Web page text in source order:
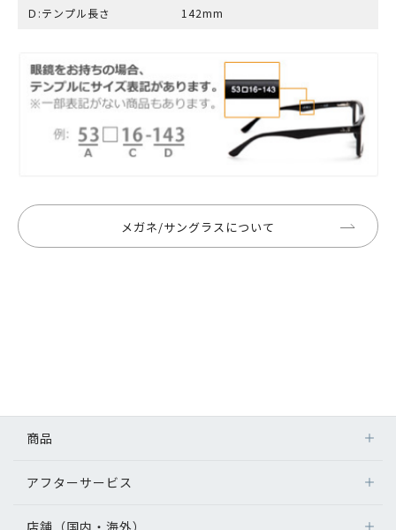
Ｄ:テンプル長さ 142mm
メガネ/サングラスについて
商品
アフターサービス
店舗（国内・海外）